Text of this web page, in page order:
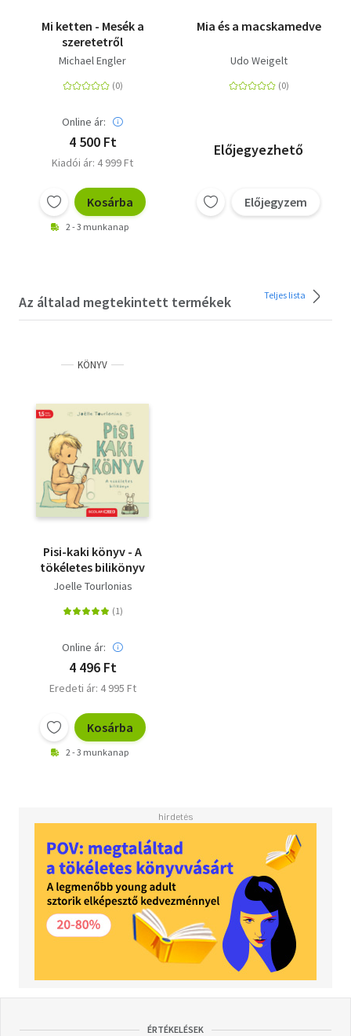
Mi ketten - Mesék a
szeretetről
Michael Engler
Online ár:
4 500 Ft
Kiadói ár: 4 999 Ft
Kosárba
2 - 3 munkanap
Mia és a macskamedve
Udo Weigelt
Előjegyezhető
Előjegyzem
Az általad megtekintett termékek Teljes lista
KÖNYV
Pisi-kaki könyv - A
tökéletes bilikönyv
Joelle Tourlonias
Online ár:
4 496 Ft
Eredeti ár: 4 995 Ft
Kosárba
2 - 3 munkanap
ÉRTÉKELÉSEK